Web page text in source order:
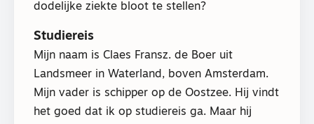
dodelijke ziekte bloot te stellen?
Studiereis
Mijn naam is Claes Fransz. de Boer uit
Landsmeer in Waterland, boven Amsterdam.
Mijn vader is schipper op de Oostzee. Hij vindt
het goed dat ik op studiereis ga. Maar hij